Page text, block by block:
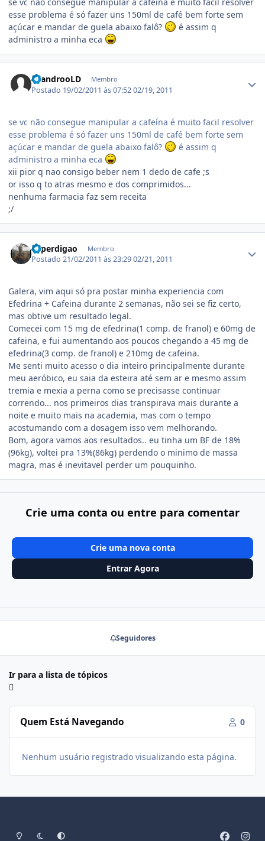
esse problema é só fazer uns 150ml de café bem forte sem
açúcar e mandar de guela abaixo falô?
é assim q
administro a minha eca
LeandrooLD Membro
Postado 19/02/2011 às 07:5202/19, 2011
se vc não consegue manipular a cafeína é muito facil resolver
esse problema é só fazer uns 150ml de café bem forte sem
açúcar e mandar de guela abaixo falô?
é assim q
administro a minha eca
xii pior q nao consigo beber nem 1 dedo de cafe ;s
or isso q to atras mesmo e dos comprimidos...
nenhuma farmacia faz sem receita
;/
bcperdigao Membro
Postado21/02/2011 às 23:2902/21, 2011
Galera, vim aqui só pra postar minha experiencia com
Efedrina + Cafeina durante 2 semanas, não sei se fiz certo,
mas obtive um resultado legal.
Comecei com 15 mg de efedrina(1 comp. de franol) e 60mg de
cafeina, e fui aumentando aos poucos chegando a 45 mg de
efedrina(3 comp. de franol) e 210mg de cafeina.
Me senti muito acesso o dia inteiro principalmente durante
meu aeróbico, eu saia da esteira até sem ar e mesmo assim
tremia e mexia a perna como se precisasse continuar
correndo... nos primeiros dias transpirava mais durante a
noite e muito mais na academia, mas com o tempo
acostumando com a dosagem isso vem melhorando.
Bom, agora vamos aos resultados.. eu tinha um BF de 18%
(96kg), voltei pra 13%(86kg) perdendo o minimo de massa
magra, mas é inevitavel perder um pouquinho.
Crie uma conta ou entre para comentar
Crie uma nova conta
Entrar Agora
Seguidores
Ir para a lista de tópicos
Quem Está Navegando 0
Nenhum usuário registrado visualizando esta página.
Modo ClaroModo EscuroPreferência do Sistema